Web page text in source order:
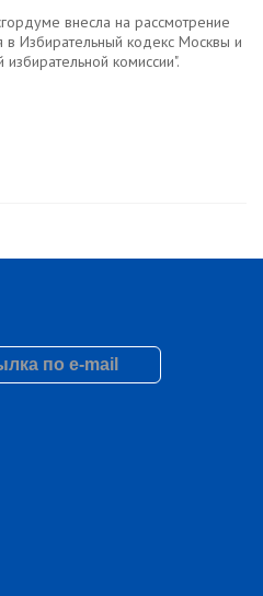
внесла на рассмотрение
в Избирательный кодекс Москвы и
комиссии".